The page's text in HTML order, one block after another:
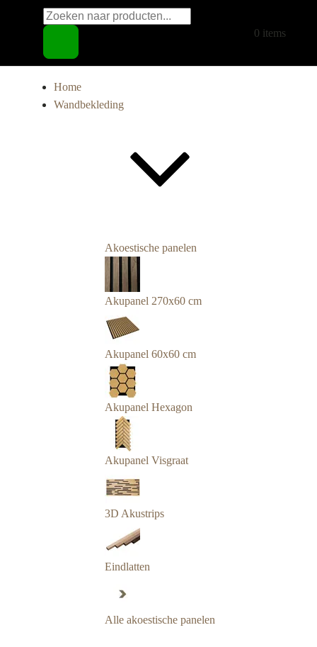
Producten
zoeken
0 items
Home
Wandbekleding
Akoestische panelen
Akupanel 270x60 cm
Akupanel 60x60 cm
Akupanel Hexagon
Akupanel Visgraat
3D Akustrips
Eindlatten
Alle akoestische panelen